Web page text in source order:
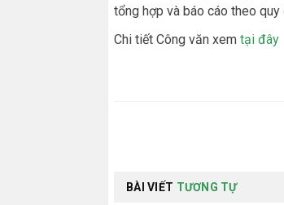
tổng hợp và báo cáo theo quy
Chi tiết Công văn xem tại đây
BÀI VIẾT TƯƠNG TỰ